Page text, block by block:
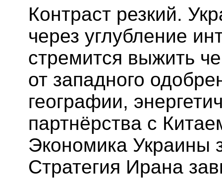
Контраст резкий.
через углубление
стремится выжить
от западного
географии,
партнёрства с
Экономика Украины
Стратегия Ирана